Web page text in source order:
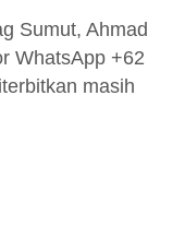
Sumut, Ahmad
WhatsApp +62
masih